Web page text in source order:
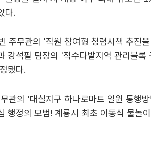
다.
주무관의 '직원 참여형 청렴시책 추진
석필 팀장의 '적수다발지역 관리블록
됐다.
관의 '대실지구 하나로마트 일원 통행
행정의 모범! 계룡시 최초 이동식 물놀